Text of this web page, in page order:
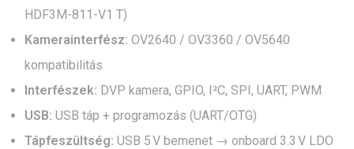
HDF3M-811-V1 T)
Kamerainterfész: OV2640 / OV3360 / OV5640
kompatibilitás
Interfészek: DVP kamera, GPIO, I²C, SPI, UART, PWM
USB: USB táp + programozás (UART/OTG)
Tápfeszültség: USB 5 V bemenet → onboard 3.3 V LDO